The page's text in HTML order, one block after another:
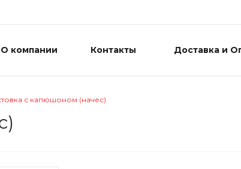
О компании Контакты Доставка и
с капюшоном (начес)